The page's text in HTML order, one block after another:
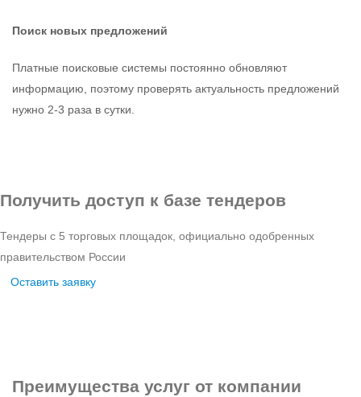
Поиск новых предложений
Платные поисковые системы постоянно обновляют
информацию, поэтому проверять актуальность предложений
нужно 2-3 раза в сутки.
Получить доступ к базе тендеров
Тендеры с 5 торговых площадок, официально одобренных
правительством России
Оставить заявку
Преимущества услуг от компании